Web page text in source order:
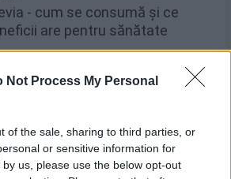
Not Process My Personal
of the sale, sharing to third parties, or
or sensitive information for
us, please use the below opt-out
- cum se consumă și ce
are pentru sănătate
Beneficii Pentru Sanatate